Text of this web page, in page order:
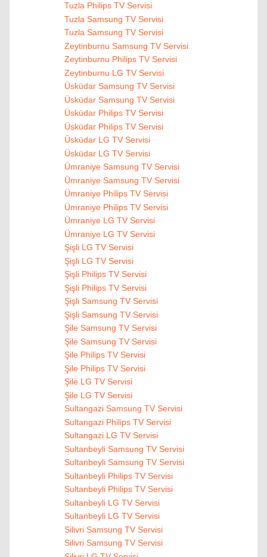
Tuzla Philips TV Servisi
Tuzla Samsung TV Servisi
Tuzla Samsung TV Servisi
Zeytinburnu Samsung TV Servisi
Zeytinburnu Philips TV Servisi
Zeytinburnu LG TV Servisi
Üsküdar Samsung TV Servisi
Üsküdar Samsung TV Servisi
Üsküdar Philips TV Servisi
Üsküdar Philips TV Servisi
Üsküdar LG TV Servisi
Üsküdar LG TV Servisi
Ümraniye Samsung TV Servisi
Ümraniye Samsung TV Servisi
Ümraniye Philips TV Servisi
Ümraniye Philips TV Servisi
Ümraniye LG TV Servisi
Ümraniye LG TV Servisi
Şişli LG TV Servisi
Şişli LG TV Servisi
Şişli Philips TV Servisi
Şişli Philips TV Servisi
Şişli Samsung TV Servisi
Şişli Samsung TV Servisi
Şile Samsung TV Servisi
Şile Samsung TV Servisi
Şile Philips TV Servisi
Şile Philips TV Servisi
Şile LG TV Servisi
Şile LG TV Servisi
Sultangazi Samsung TV Servisi
Sultangazi Philips TV Servisi
Sultangazi LG TV Servisi
Sultanbeyli Samsung TV Servisi
Sultanbeyli Samsung TV Servisi
Sultanbeyli Philips TV Servisi
Sultanbeyli Philips TV Servisi
Sultanbeyli LG TV Servisi
Sultanbeyli LG TV Servisi
Silivri Samsung TV Servisi
Silivri Samsung TV Servisi